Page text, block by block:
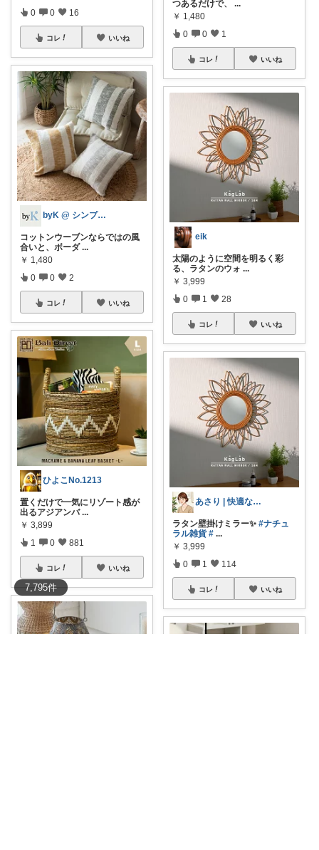
7,795件
0 0 16
コレ いいね
byK @ シンプル好き
コットンウーブンならではの風
合いと、ボーダ ...
￥ 1,480
0 0 2
コレ いいね
ひよこNo.1213
置くだけで一気にリゾート感が
出るアジアンバ ...
￥ 3,899
1 0 881
コレ いいね
つあるだけで、
...
￥ 1,480
0 0 1
コレ いいね
eik
太陽のように空間を明るく彩
る、ラタンのウォ ...
￥ 3,999
0 1 28
コレ いいね
あさり | 快適な暮らし
ラタン壁掛けミラー✨ #ナチュ
ラル雑貨 # ...
￥ 3,999
0 1 114
コレ いいね